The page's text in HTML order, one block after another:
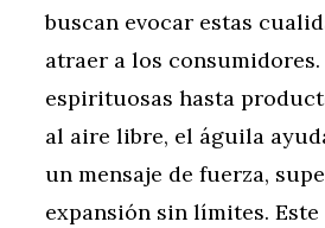
buscan evocar estas
atraer a los consumidores.
espirituosas hasta
al aire libre, el águila
un mensaje de fuerza,
expansión sin límites.